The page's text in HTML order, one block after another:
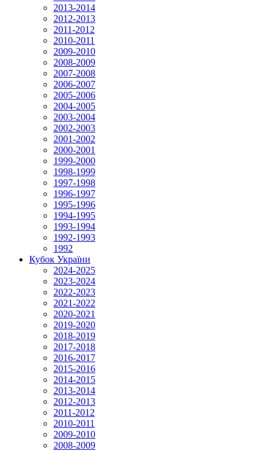
2013-2014
2012-2013
2011-2012
2010-2011
2009-2010
2008-2009
2007-2008
2006-2007
2005-2006
2004-2005
2003-2004
2002-2003
2001-2002
2000-2001
1999-2000
1998-1999
1997-1998
1996-1997
1995-1996
1994-1995
1993-1994
1992-1993
1992
Кубок України
2024-2025
2023-2024
2022-2023
2021-2022
2020-2021
2019-2020
2018-2019
2017-2018
2016-2017
2015-2016
2014-2015
2013-2014
2012-2013
2011-2012
2010-2011
2009-2010
2008-2009